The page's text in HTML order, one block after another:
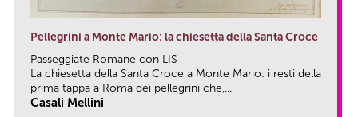
Pellegrini a Monte Mario: la chiesetta della Santa Croce
Passeggiate Romane con LIS
La chiesetta della Santa Croce a Monte Mario: i resti della
prima tappa a Roma dei pellegrini che,...
Casali Mellini